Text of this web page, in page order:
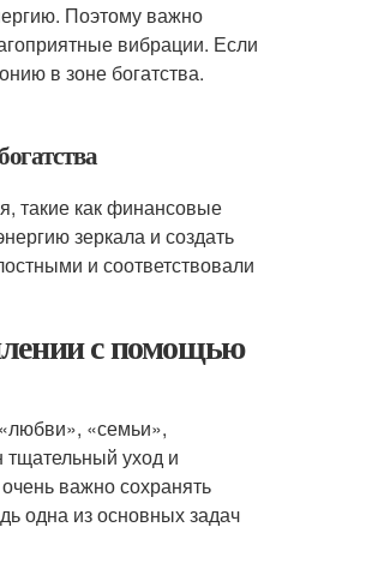
Поэтому важно
вибрации. Если
в зоне богатства.
такие как финансовые
зеркала и создать
и соответствовали
с помощью
«семьи»,
тщательный уход и
важно сохранять
одна из основных задач